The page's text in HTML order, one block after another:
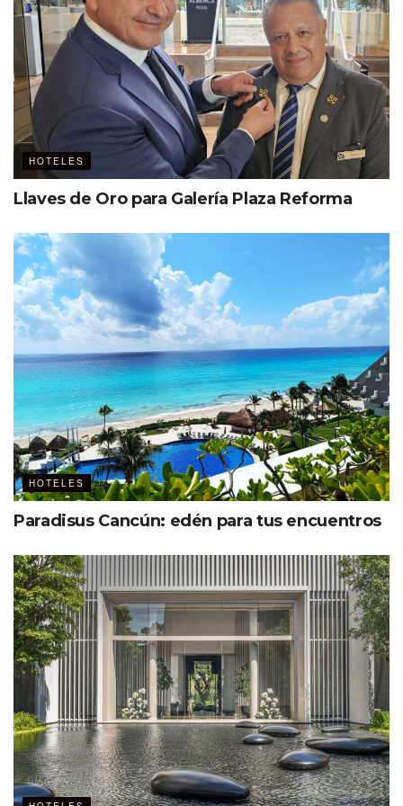
de opiniones de los colaboradores y cultura corporativa
de las empresas seleccionadas, donde sólo 25 empresas,
con más de 5,000 trabajadores son reconocidas en el
país.
Ver esta publicación en Instagram
Una publicación compartida por Great Place To Work® México (@gptw_mexico)
Más información de Posadasaquí.
Etiquetas: Acapulco Great Place to Work Posadas
HOTELES
Llaves de Oro para Galería Plaza Reforma
HOTELES
Paradisus Cancún: edén para tus encuentros